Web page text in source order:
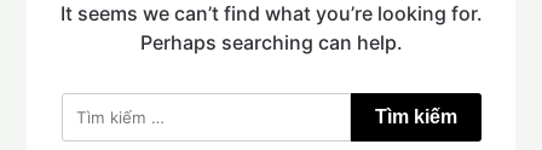
It seems we can’t find what you’re looking for.
Perhaps searching can help.
Tìm
kiếm